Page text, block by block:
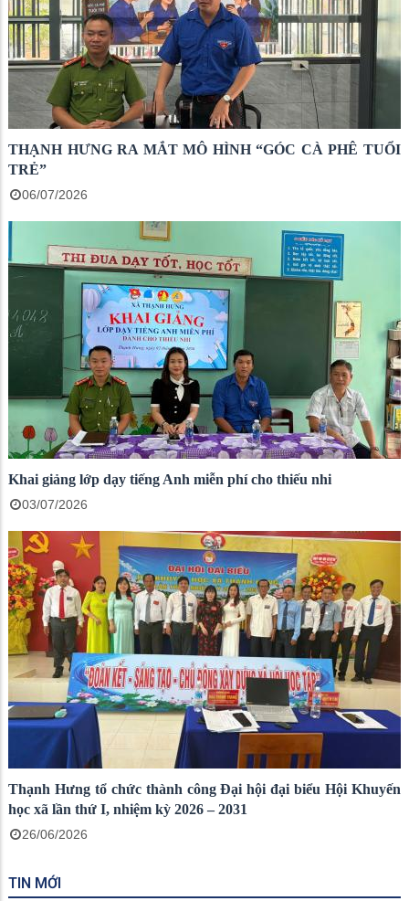
THẠNH HƯNG RA MẮT MÔ HÌNH “GÓC CÀ PHÊ TUỔI
TRẺ”
06/07/2026
Khai giảng lớp dạy tiếng Anh miễn phí cho thiếu nhi
03/07/2026
Thạnh Hưng tổ chức thành công Đại hội đại biểu Hội Khuyến
học xã lần thứ I, nhiệm kỳ 2026 – 2031
26/06/2026
TIN MỚI